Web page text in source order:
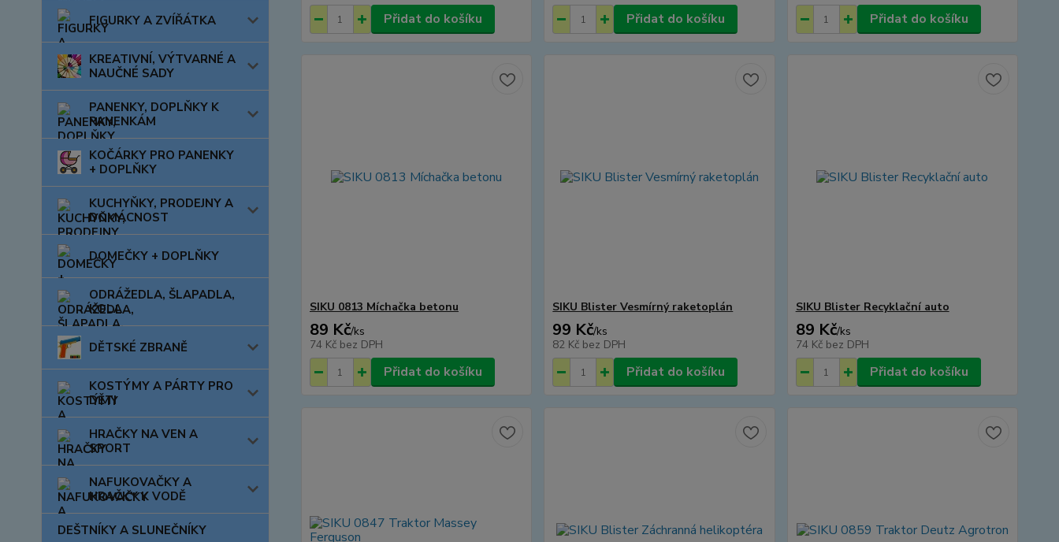
FIGURKY A ZVÍŘÁTKA
KREATIVNÍ, VÝTVARNÉ A
NAUČNÉ SADY
PANENKY, DOPLŇKY K
PANENKÁM
KOČÁRKY PRO PANENKY
+ DOPLŇKY
KUCHYŇKY, PRODEJNY A
DOMÁCNOST
DOMEČKY + DOPLŇKY
ODRÁŽEDLA, ŠLAPADLA,
KOLA
DĚTSKÉ ZBRANĚ
KOSTÝMY A PÁRTY PRO
DĚTI
HRAČKY NA VEN A
SPORT
NAFUKOVAČKY A
HRAČKY K VODĚ
DEŠTNÍKY A SLUNEČNÍKY
Přidat do košíku Přidat do košíku Přidat do košíku
SIKU 0813 Míchačka betonu
89 Kč/ks
74 Kč bez DPH
Přidat do košíku
SIKU Blister Vesmírný raketoplán
99 Kč/ks
82 Kč bez DPH
Přidat do košíku
SIKU Blister Recyklační auto
89 Kč/ks
74 Kč bez DPH
Přidat do košíku